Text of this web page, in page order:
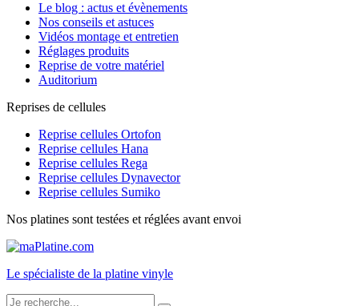
Le blog : actus et évènements
Nos conseils et astuces
Vidéos montage et entretien
Réglages produits
Reprise de votre matériel
Auditorium
Reprises de cellules
Reprise cellules Ortofon
Reprise cellules Hana
Reprise cellules Rega
Reprise cellules Dynavector
Reprise cellules Sumiko
Nos platines sont testées et réglées avant envoi
Le spécialiste de la platine vinyle